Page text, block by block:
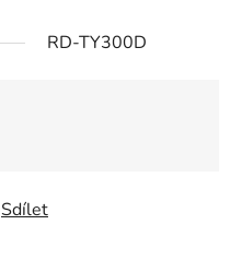
RD-TY300D
Sdílet